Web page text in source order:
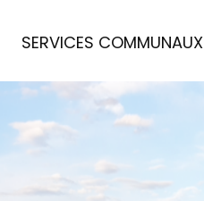
SERVICES COMMUNAUX